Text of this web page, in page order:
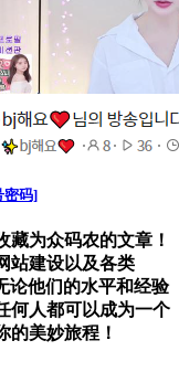
密码]
藏为众码农的文章！
站建设以及各类
论他们的水平和经验
何人都可以成为一个
的美妙旅程！